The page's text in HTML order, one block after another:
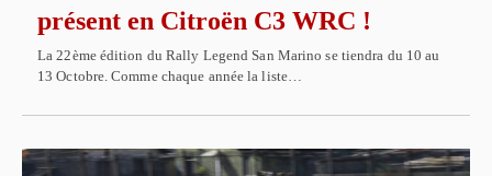
présent en Citroën C3 WRC !
La 22ème édition du Rally Legend San Marino se tiendra du 10 au
13 Octobre. Comme chaque année la liste…